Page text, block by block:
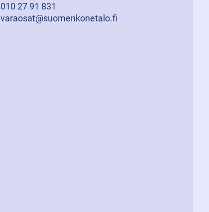
010 27 91 831
varaosat@suomenkonetalo.fi